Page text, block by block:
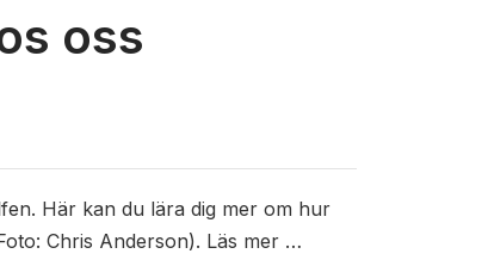
oss
Här kan du lära dig mer om hur
Chris Anderson). Läs mer …